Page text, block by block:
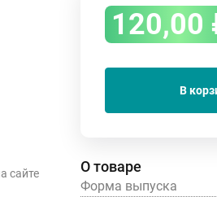
сайте
120,00
В
О товаре
Форма выпуска